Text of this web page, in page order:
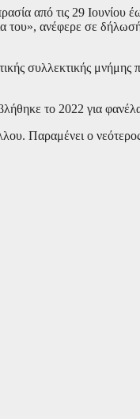
από τις 29 Ιουνίου
του», ανέφερε σε
συλλεκτικής μνήμης
το 2022 για
Παραμένει ο νεότερος